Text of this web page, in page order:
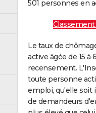
501 personnes en
Le taux de
active âgée de 15 à
recensement.
toute personne
emploi, qu'elle soit
de demandeurs